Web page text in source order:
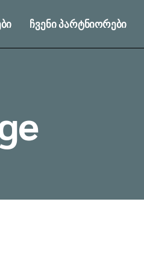
ჩვენი პარტნიორები